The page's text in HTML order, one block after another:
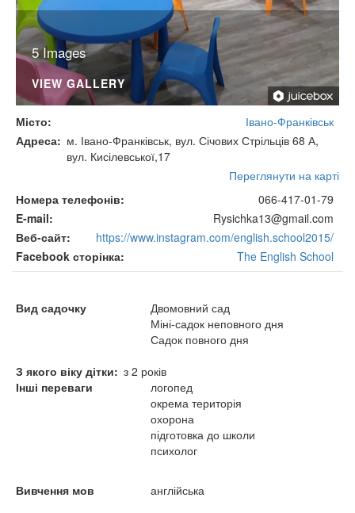
5 Images
VIEW GALLERY
Місто
Івано-Франківськ
Адреса
м. Івано-Франківськ, вул. Січових Стрільців 68 А,
вул. Кисілевської,17
Переглянути на карті
Номера телефонів
066-417-01-79
E-mail
Rysichka13@gmail.com
Веб-сайт
https://www.instagram.com/english.school2015/
Facebook сторінка
The English School
Вид садочку
Двомовний сад
Міні-садок неповного дня
Садок повного дня
З якого віку дітки
з 2 років
Інші переваги
логопед
окрема територія
охорона
підготовка до школи
психолог
Вивчення мов
англійська